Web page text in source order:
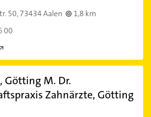
50,73434 Aalen
1,8 km
00
Götting M. Dr.
Zahnärzte, Götting